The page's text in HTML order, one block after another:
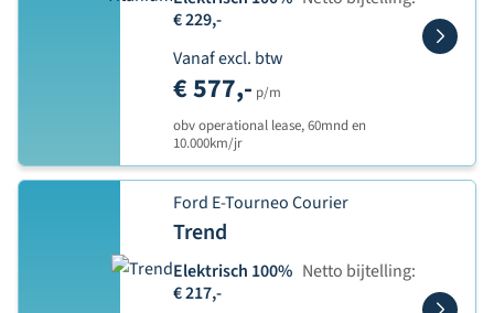
€ 229,-
Vanaf excl. btw
€ 577,- p/m
obv operational lease, 60mnd en
10.000km/jr
Ford E-Tourneo Courier
Trend
Elektrisch 100% Netto bijtelling:
€ 217,-